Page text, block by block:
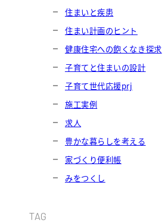
住まいと疾患
住まい計画のヒント
健康住宅への飽くなき探求
子育てと住まいの設計
子育て世代応援prj
施工実例
求人
豊かな暮らしを考える
家づくり便利帳
みをつくし
TAG